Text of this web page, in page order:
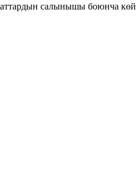
салынышы боюнча